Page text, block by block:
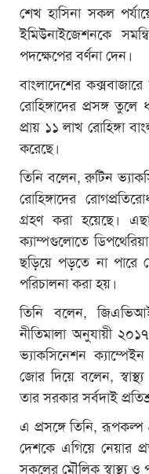
শেখ হাসিনা সকল পর্যায়ে
ইমিউনাইজেশনকে
পদক্ষেপের বর্ণনা দেন।
বাংলাদেশের
রোহিঙ্গাদের প্রসঙ্গ তুলে
প্রায় ১১ লাখ রোহিঙ্গা
করেছে।
তিনি বলেন, রুটিন
রোহিঙ্গাদের
গ্রহণ করা হয়েছে।
ক্যাম্পগুলোতে
ছড়িয়ে পড়তে না পারে
পরিচালনা করা হয়।
তিনি বলেন,
নীতিমালা অনুযায়ী
ভ্যাকসিনেশন ক্যাম্পেইন
জোর দিয়ে বলেন,
তার সরকার সর্বদাই
এ প্রসঙ্গে তিনি,
দেশকে এগিয়ে নেয়ার
সকলের মৌলিক স্বাস্থ্য ও